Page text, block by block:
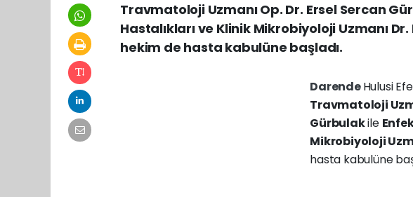
Travmatoloji Uzmanı Op. Dr. Ersel Sercan
Hastalıkları ve Klinik Mikrobiyoloji Uzmanı Dr.
hekim de hasta kabulüne başladı.
DarendeHulusi
Travmatoloji
Gürbulakile
Mikrobiyoloji
hasta kabulüne